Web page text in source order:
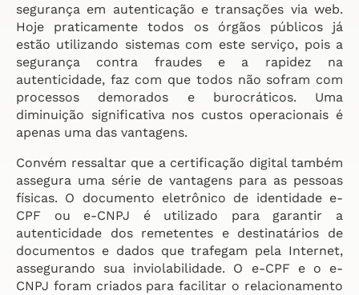
segurança em autenticação e transações via web.
Hoje praticamente todos os órgãos públicos já
estão utilizando sistemas com este serviço, pois a
segurança contra fraudes e a rapidez na
autenticidade, faz com que todos não sofram com
processos demorados e burocráticos. Uma
diminuição significativa nos custos operacionais é
apenas uma das vantagens.
Convém ressaltar que a certificação digital também
assegura uma série de vantagens para as pessoas
físicas. O documento eletrônico de identidade e-
CPF ou e-CNPJ é utilizado para garantir a
autenticidade dos remetentes e destinatários de
documentos e dados que trafegam pela Internet,
assegurando sua inviolabilidade. O e-CPF e o e-
CNPJ foram criados para facilitar o relacionamento